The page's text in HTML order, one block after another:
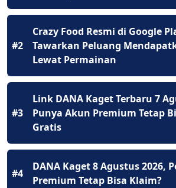
#2
Crazy Food Resmi di Google
Tawarkan Peluang
Lewat Permainan
#3
Link DANA Kaget Terbaru 7
Punya Akun Premium Tetap
Gratis
#4
DANA Kaget 8 Agustus 2026,
Premium Tetap Bisa Klaim?